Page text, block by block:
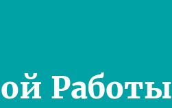
Работы